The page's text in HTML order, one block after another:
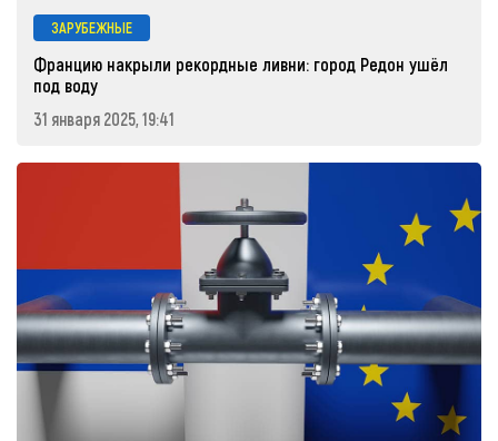
ЗАРУБЕЖНЫЕ
Францию накрыли рекордные ливни: город Редон ушёл
под воду
31 января 2025, 19:41